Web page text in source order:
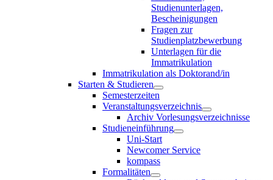
Studienunterlagen,
Bescheinigungen
Fragen zur
Studienplatzbewerbung
Unterlagen für die
Immatrikulation
Immatrikulation als Doktorand/in
Starten & Studieren
Semesterzeiten
Veranstaltungsverzeichnis
Archiv Vorlesungsverzeichnisse
Studieneinführung
Uni-Start
Newcomer Service
kompass
Formalitäten